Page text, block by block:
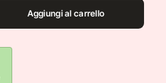
Aggiungi al carrello